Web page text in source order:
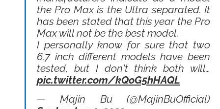
the Pro Max is the Ultra separated. It
has been stated that this year the Pro
Max will not be the best model.
I personally know for sure that two
6.7 inch different models have been
tested, but I don't think both will…
pic.twitter.com/kQoG5hHAQL
— Majin Bu (@MajinBuOfficial)